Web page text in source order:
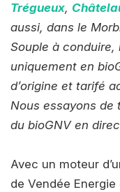
Trégueux,
aussi, dans le
Souple à conduire,
uniquement en
d’origine et tarifé
Nous essayons de
du bioGNV en
Avec un moteur
de Vendée